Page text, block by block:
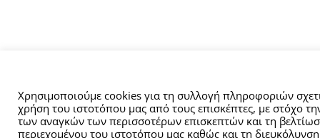
Χρησιμοποιούμε cookies για τη συλλογή πληροφοριών
χρήση του ιστοτόπου μας από τους επισκέπτες, με στόχο
των αναγκών των περισσοτέρων επισκεπτών και τη
περιεχομένου του ιστοτόπου μας καθώς και τη